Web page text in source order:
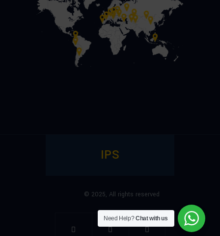
IPS
© 2025, All rights reserved
Need Help?Chat with us